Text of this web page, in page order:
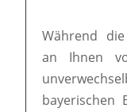
Während
an Ihnen
bayerischen